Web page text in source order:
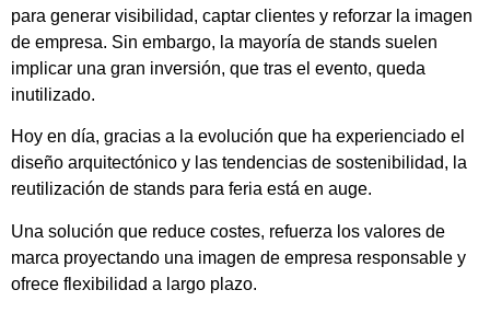
para generar visibilidad, captar clientes y reforzar la imagen
de empresa. Sin embargo, la mayoría de stands suelen
implicar una gran inversión, que tras el evento, queda
inutilizado.
Hoy en día, gracias a la evolución que ha experienciado el
diseño arquitectónico y las tendencias de sostenibilidad, la
reutilización de stands para feria está en auge.
Una solución que reduce costes, refuerza los valores de
marca proyectando una imagen de empresa responsable y
ofrece flexibilidad a largo plazo.